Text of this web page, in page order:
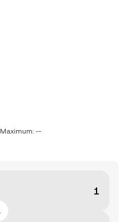
Maximum: --